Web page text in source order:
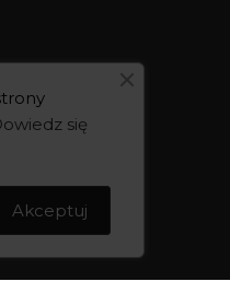
6
się
Akceptuj